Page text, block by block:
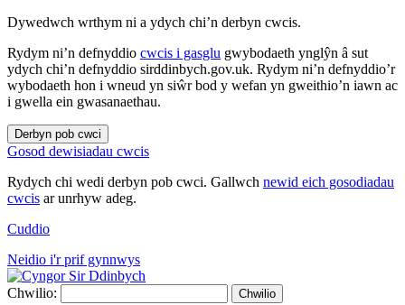
Dywedwch wrthym ni a ydych chi’n derbyn cwcis.
Rydym ni’n defnyddio cwcis i gasglu gwybodaeth ynglŷn â sut
ydych chi’n defnyddio sirddinbych.gov.uk. Rydym ni’n defnyddio’r
wybodaeth hon i wneud yn siŵr bod y wefan yn gweithio’n iawn ac
i gwella ein gwasanaethau.
Derbyn pob cwci
Gosod dewisiadau cwcis
Rydych chi wedi derbyn pob cwci. Gallwch newid eich gosodiadau
cwcis ar unrhyw adeg.
Cuddio
Neidio i'r prif gynnwys
Chwilio: Chwilio